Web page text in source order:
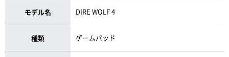
モデル名 DIRE WOLF 4
種類 ゲームパッド